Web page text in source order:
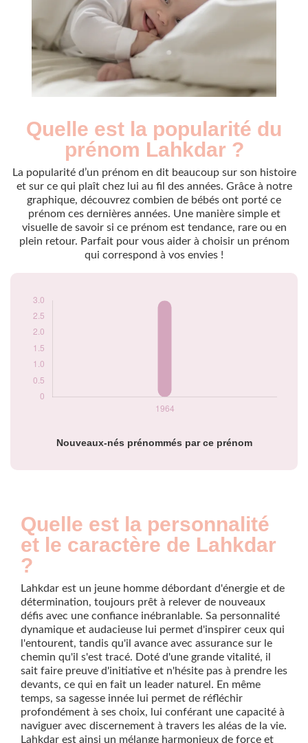
Quelle est la popularité du
prénom Lahkdar ?
La popularité d’un prénom en dit beaucoup sur son histoire
et sur ce qui plaît chez lui au fil des années. Grâce à notre
graphique, découvrez combien de bébés ont porté ce
prénom ces dernières années. Une manière simple et
visuelle de savoir si ce prénom est tendance, rare ou en
plein retour. Parfait pour vous aider à choisir un prénom
qui correspond à vos envies !
Nouveaux-nés prénommés par ce prénom
Popularité du
prénom Lahkdar
par année
Année
Nouveaux-
nés
Quelle est la personnalité
et le caractère de Lahkdar
?
Lahkdar est un jeune homme débordant d'énergie et de
détermination, toujours prêt à relever de nouveaux
défis avec une confiance inébranlable. Sa personnalité
dynamique et audacieuse lui permet d'inspirer ceux qui
l'entourent, tandis qu'il avance avec assurance sur le
chemin qu'il s'est tracé. Doté d'une grande vitalité, il
sait faire preuve d'initiative et n'hésite pas à prendre les
devants, ce qui en fait un leader naturel. En même
temps, sa sagesse innée lui permet de réfléchir
profondément à ses choix, lui conférant une capacité à
naviguer avec discernement à travers les aléas de la vie.
Lahkdar est ainsi un mélange harmonieux de force et